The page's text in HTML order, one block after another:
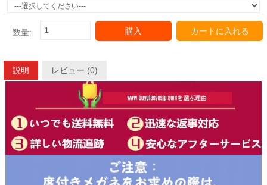
数量: 購入 カートに入れる
説明 レビュー (0)